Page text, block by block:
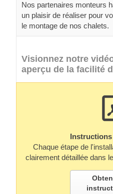
Nos partenaires monteurs
un plaisir de réaliser pour
le montage de nos chalets.
Visionnez notre
aperçu de la facilité
Chaque étape de
clairement détaillée dans